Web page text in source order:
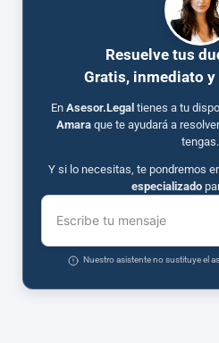
Resuelve tus
Gratis, inmediato
En Asesor.Legal tienes a tu
Amaraque te ayudará a
tengas.
Y si lo necesitas, te pondremos
especializado
Escribe tu mensaje
Nuestro asistente no sustituye el